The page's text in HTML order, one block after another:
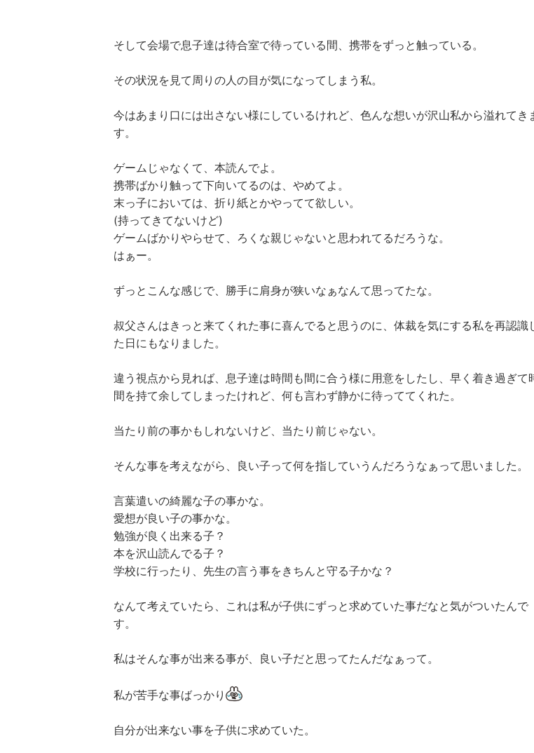
そして会場で息子達は待合室で待っている間、携帯をずっと触っている。
その状況を見て周りの人の目が気になってしまう私。
今はあまり口には出さない様にしているけれど、色んな想いが沢山私から溢れてき
す。
ゲームじゃなくて、本読んでよ。
携帯ばかり触って下向いてるのは、やめてよ。
末っ子においては、折り紙とかやってて欲しい。
(持ってきてないけど)
ゲームばかりやらせて、ろくな親じゃないと思われてるだろうな。
はぁー。
ずっとこんな感じで、勝手に肩身が狭いなぁなんて思ってたな。
叔父さんはきっと来てくれた事に喜んでると思うのに、体裁を気にする私を再認識
た日にもなりました。
違う視点から見れば、息子達は時間も間に合う様に用意をしたし、早く着き過ぎて
間を持て余してしまったけれど、何も言わず静かに待っててくれた。
当たり前の事かもしれないけど、当たり前じゃない。
そんな事を考えながら、良い子って何を指していうんだろうなぁって思いました。
言葉遣いの綺麗な子の事かな。
愛想が良い子の事かな。
勉強が良く出来る子？
本を沢山読んでる子？
学校に行ったり、先生の言う事をきちんと守る子かな？
なんて考えていたら、これは私が子供にずっと求めていた事だなと気がついたんで
す。
私はそんな事が出来る事が、良い子だと思ってたんだなぁって。
私が苦手な事ばっかり
自分が出来ない事を子供に求めていた。